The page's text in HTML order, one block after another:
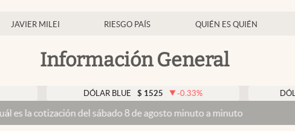
JAVIER MILEI RIESGO PAÍS QUIÉN ES QUIÉN
Información General
DÓLAR BLUE $ 1525 -0.33% DÓLAR
del sábado 8 de agosto minuto a minuto